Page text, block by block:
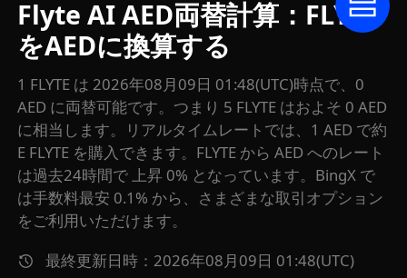
Flyte AI AED両替計算：FLYTE
をAEDに換算する
1 FLYTE は 2026年08月09日 01:48(UTC)時点で、0
AED に両替可能です。つまり 5 FLYTE はおよそ 0 AED
に相当します。リアルタイムレートでは、1 AED で約
E FLYTE を購入できます。FLYTE から AED へのレート
は過去24時間で 上昇 0% となっています。BingX で
は手数料最安 0.1% から、さまざまな取引オプション
をご利用いただけます。
最終更新日時：2026年08月09日 01:48(UTC)